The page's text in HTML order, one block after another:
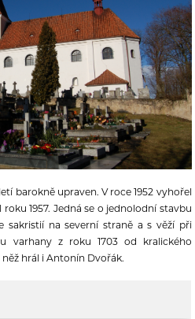
barokně upraven. V roce 1952 vyhořel
1957. Jedná se o jednolodní stavbu
sakristií na severní straně a s věží při
varhany z roku 1703 od kralického
hrál i Antonín Dvořák.